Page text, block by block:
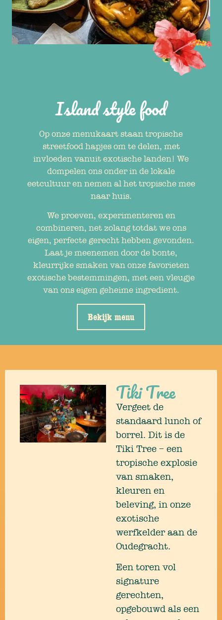
Island style food
Op onze menukaart staan tropische
streetfood hapjes om te delen, met
invloeden vanuit exotische landen! We
dompelen ons onder in de lokale
eetcultuur en nemen al het tropische mee
naar huis.
We proeven, experimenteren en
combineren, net zolang totdat we ons
eigen, perfecte gerecht hebben gevonden.
Laat je meenemen door de bonte,
kleurrijke smaken van onze favorieten
exotische bestemmingen, met een vleugje
van ons eigen geheime ingredient.
Bekijk menu
Tiki Tree
Vergeet de
standaard lunch of
borrel. Dit is de
Tiki Tree – een
tropische explosie
van smaken,
kleuren en
beleving, in onze
exotische
werfkelder aan de
Oudegracht.
Een toren vol
signature
gerechten,
opgebouwd als een